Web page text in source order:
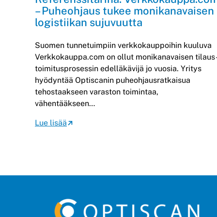
– Puheohjaus tukee monikanavaisen
logistiikan sujuvuutta
Suomen tunnetuimpiin verkkokauppoihin kuuluva
Verkkokauppa.com on ollut monikanavaisen
toimitusprosessin edelläkävijä jo vuosia. Yritys
hyödyntää Optiscanin puheohjausratkaisua
tehostaakseen varaston toimintaa,
vähentääkseen…
Lue lisää